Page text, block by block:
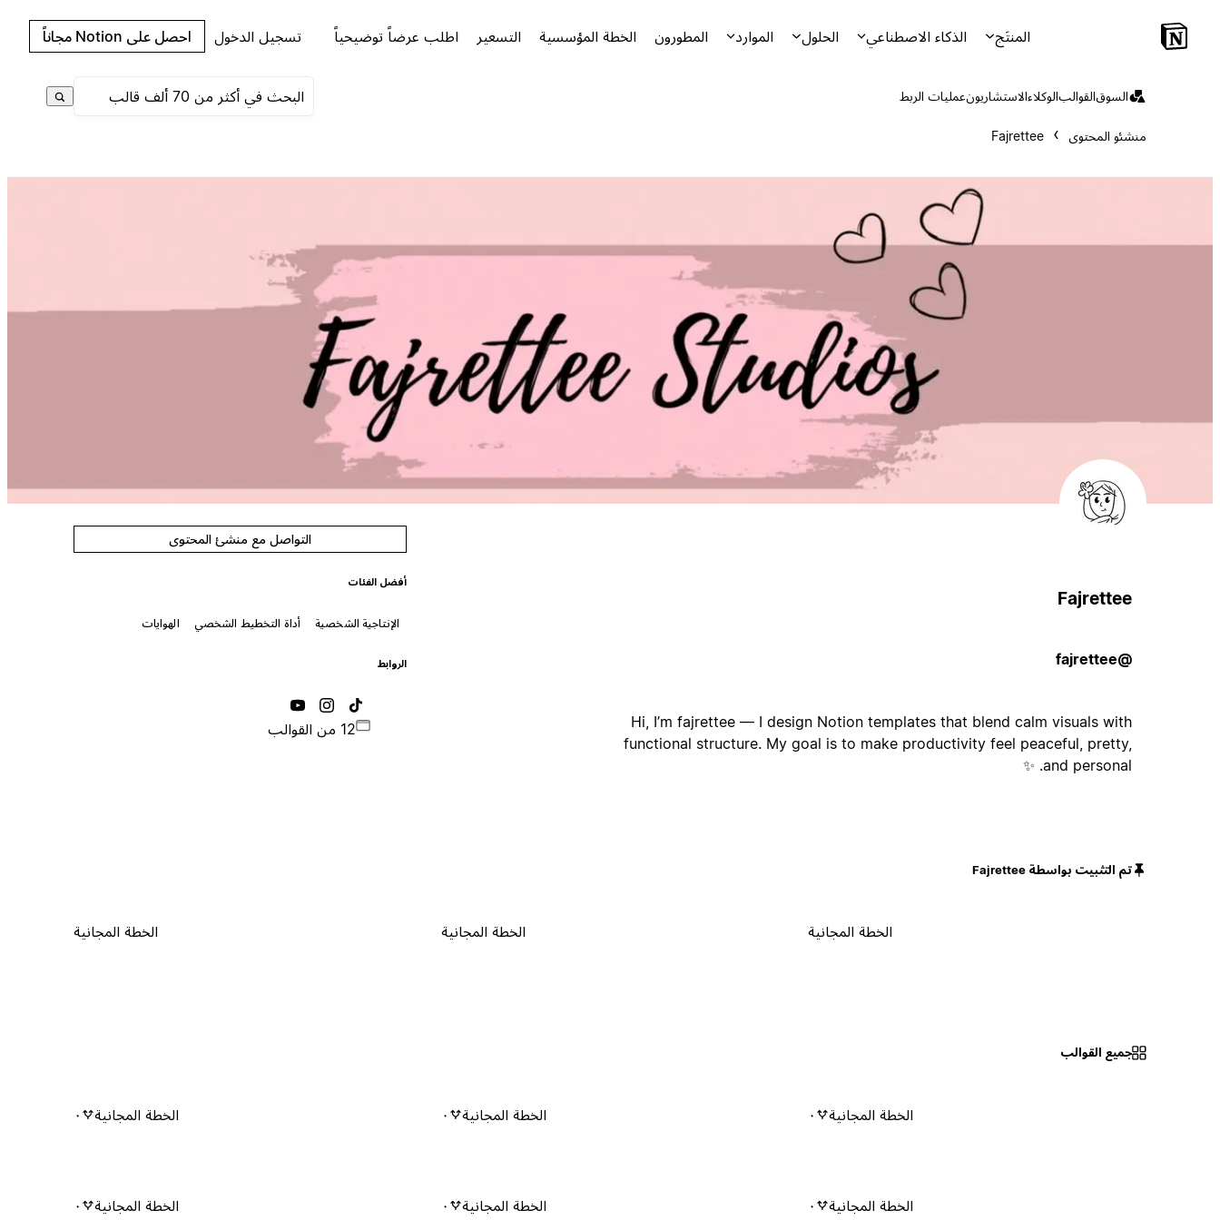
المنتَج الذكاء الاصطناعي الحلول الموارد المطورون الخطة المؤسسية التسعير اطلب عرضاً توضيحياً تسجيل الدخول احصل على Notion مجاناً
السوقالقوالبالوكلاءالاستشاريونعمليات الربط
منشئو المحتوى Fajrettee
Fajrettee
@fajrettee
Hi, I’m fajrettee — I design Notion templates that blend calm visuals with
functional structure. My goal is to make productivity feel peaceful, pretty,
and personal. ✨
التواصل مع منشئ المحتوى
أفضل الفئات
الإنتاجية الشخصية أداة التخطيط الشخصي الهوايات
الروابط
12 من القوالب
تم التثبيت بواسطة Fajrettee
الخطة المجانية الخطة المجانية الخطة المجانية
جميع القوالب
الخطة المجانية ٠ الخطة المجانية ٠ الخطة المجانية ٠
الخطة المجانية ٠ الخطة المجانية ٠ الخطة المجانية ٠